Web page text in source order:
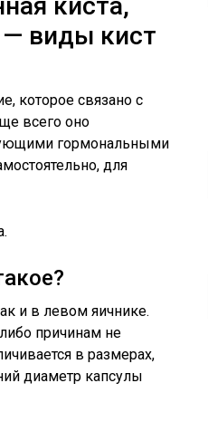
— виды кист
которое связано с
всего оно
гормональными
для
и в левом яичнике.
причинам не
в размерах,
диаметр капсулы